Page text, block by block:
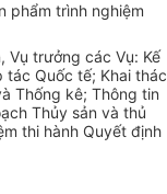
phẩm trình nghiệm
Vụ trưởng các Vụ: Kế
tác Quốc tế; Khai thác
Thống kê; Thông tin
Thủy sản và thủ
thi hành Quyết định